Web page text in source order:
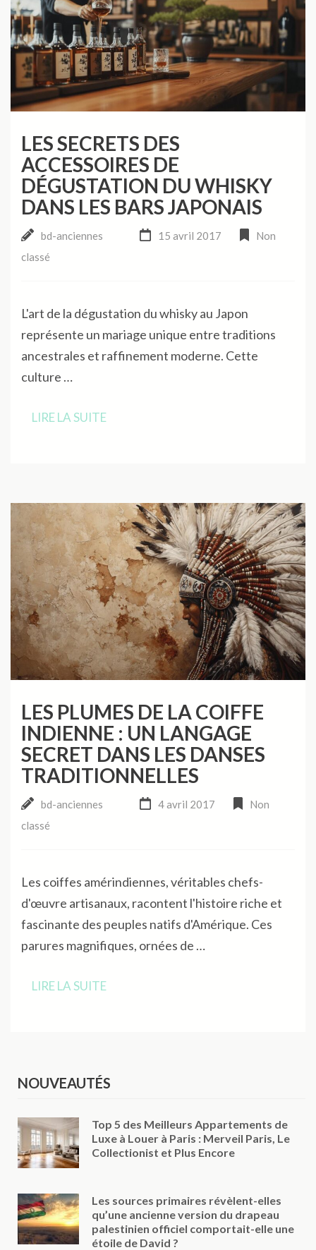
LES SECRETS DES
ACCESSOIRES DE
DÉGUSTATION DU WHISKY
DANS LES BARS JAPONAIS
bd-anciennes 15 avril 2017
Non
classé
L'art de la dégustation du whisky au Japon
représente un mariage unique entre traditions
ancestrales et raffinement moderne. Cette
culture …
LIRE LA SUITE
LES PLUMES DE LA COIFFE
INDIENNE : UN LANGAGE
SECRET DANS LES DANSES
TRADITIONNELLES
bd-anciennes 4 avril 2017
Non
classé
Les coiffes amérindiennes, véritables chefs-
d'œuvre artisanaux, racontent l'histoire riche et
fascinante des peuples natifs d'Amérique. Ces
parures magnifiques, ornées de …
LIRE LA SUITE
NOUVEAUTÉS
Top 5 des Meilleurs Appartements de
Luxe à Louer à Paris : Merveil Paris, Le
Collectionist et Plus Encore
Les sources primaires révèlent-elles
qu’une ancienne version du drapeau
palestinien officiel comportait-elle une
étoile de David ?